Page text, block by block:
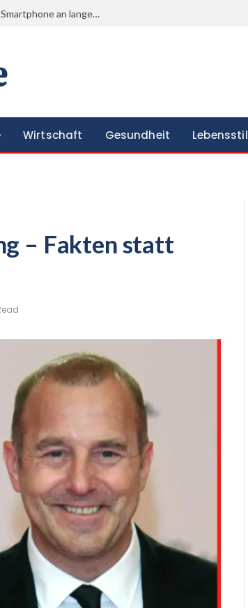
Einkäufe, Termine und Heimweg: So bleibt das Smartphone an langen Alltagstagen einsatzbereit
Wirtschaft Gesundheit Lebensstil
– Fakten statt